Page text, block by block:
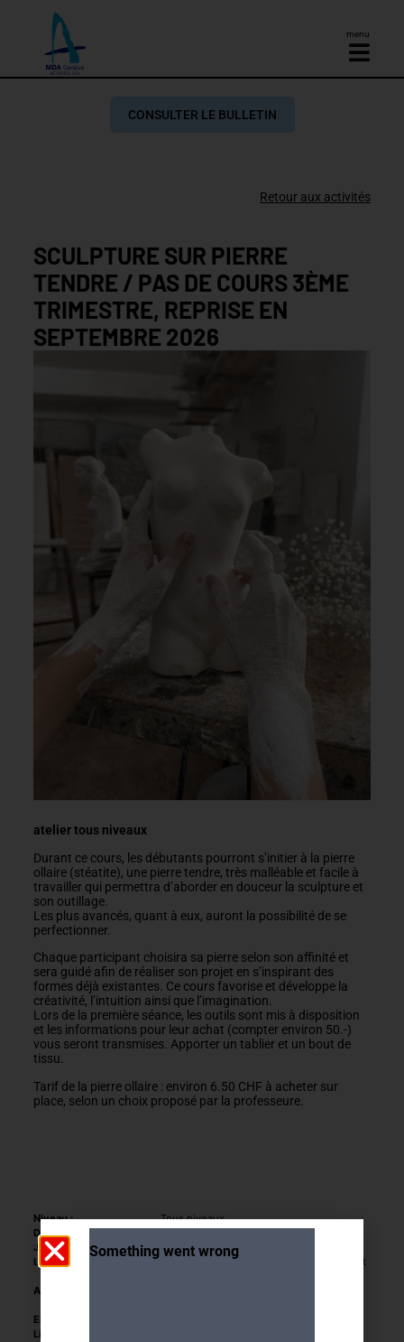
menu
CONSULTER LE BULLETIN
Retour aux activités
SCULPTURE SUR PIERRE
TENDRE / PAS DE COURS 3ÈME
TRIMESTRE, REPRISE EN
SEPTEMBRE 2026
atelier tous niveaux
Durant ce cours, les débutants pourront s’initier à la pierre
ollaire (stéatite), une pierre tendre, très malléable et facile à
travailler qui permettra d’aborder en douceur la sculpture et
son outillage.
Les plus avancés, quant à eux, auront la possibilité de se
perfectionner.
Chaque participant choisira sa pierre selon son affinité et
sera guidé afin de réaliser son projet en s’inspirant des
formes déjà existantes. Ce cours favorise et développe la
créativité, l’intuition ainsi que l’imagination.
Lors de la première séance, les outils sont mis à disposition
et les informations pour leur achat (compter environ 50.-)
vous seront transmises. Apporter un tablier et un bout de
tissu.
Tarif de la pierre ollaire : environ 6.50 CHF à acheter sur
place, selon un choix proposé par la professeure.
Niveau :
Tous niveaux
Durée :
Jour et heure :
Jeudi 14h -16h30
Lieu :
Atelier Vélodrome, Rue du Vélodrome 2 et
Accès :
Encadrement :
Limite de participants :